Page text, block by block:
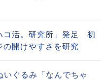
活。研究所」発足 初
開けやすさを研究
ぐるみ「なんでちゃ